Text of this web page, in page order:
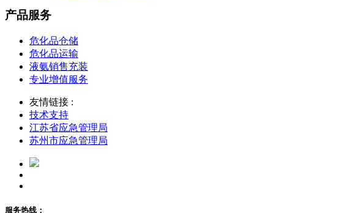
产品服务
危化品仓储
危化品运输
液氨销售充装
专业增值服务
友情链接 :
技术支持
江苏省应急管理局
苏州市应急管理局
服务热线：